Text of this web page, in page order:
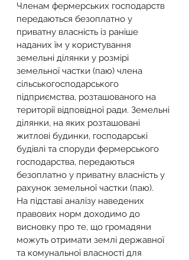
Членам фермерських господарств
передаються безоплатно у
приватну власність із раніше
наданих їм у користування
земельні ділянки у розмірі
земельної частки (паю) члена
сільськогосподарського
підприємства, розташованого на
території відповідної ради. Земельні
ділянки, на яких розташовані
житлові будинки, господарські
будівлі та споруди фермерського
господарства, передаються
безоплатно у приватну власність у
рахунок земельної частки (паю).
На підставі аналізу наведених
правових норм доходимо до
висновку про те, що громадяни
можуть отримати землі державної
та комунальної власності для